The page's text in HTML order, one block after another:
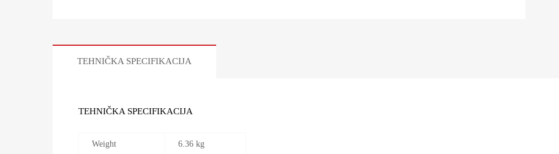
TEHNIČKA SPECIFIKACIJA
TEHNIČKA SPECIFIKACIJA
Weight 6.36 kg